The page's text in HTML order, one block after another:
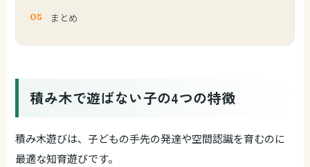
まとめ
積み木で遊ばない子の4つの特徴
積み木遊びは、子どもの手先の発達や空間認識を育むのに
最適な知育遊びです。